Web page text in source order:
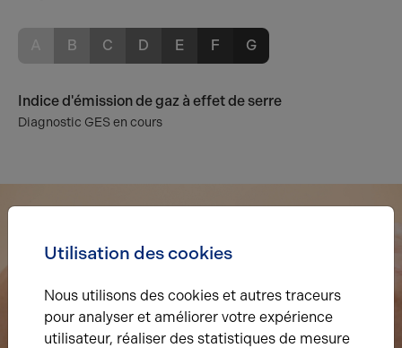
B C D E F G
Indice d'émission de gaz à effet de serre
Diagnostic GES en cours
Utilisation des cookies
Nous utilisons des cookies et autres traceurs
pour analyser et améliorer votre expérience
utilisateur, réaliser des statistiques de mesure